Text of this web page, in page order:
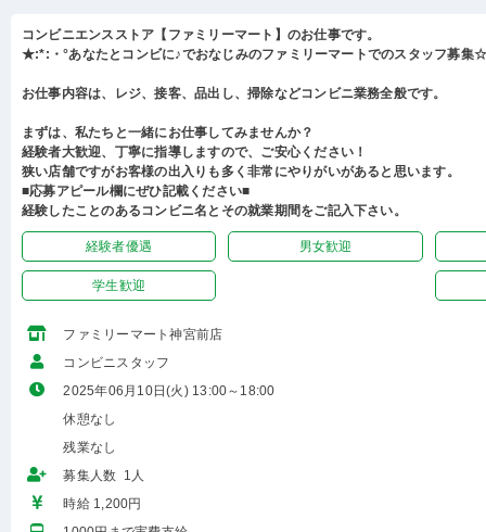
コンビニエンスストア【ファミリーマート】のお仕事です。
★:*:・°あなたとコンビに♪でおなじみのファミリーマートでのスタッフ募集
お仕事内容は、レジ、接客、品出し、掃除などコンビニ業務全般です。
まずは、私たちと一緒にお仕事してみませんか？
経験者大歓迎、丁寧に指導しますので、ご安心ください！
狭い店舗ですがお客様の出入りも多く非常にやりがいがあると思います。
■応募アピール欄にぜひ記載ください■
経験したことのあるコンビニ名とその就業期間をご記入下さい。
経験者優遇 男女歓迎
学生歓迎
ファミリーマート神宮前店
コンビニスタッフ
2025年06月10日(火) 13:00～18:00
休憩なし
残業なし
募集人数 1人
時給 1,200円